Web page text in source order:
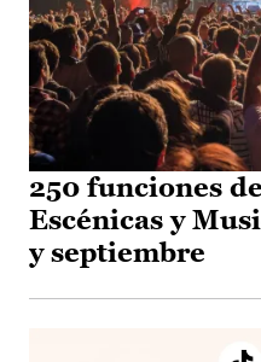
250 funciones
Escénicas y
y septiembre